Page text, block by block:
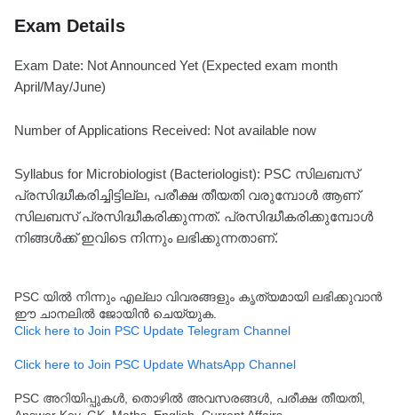
Exam Details
Exam Date: Not Announced Yet (Expected exam month
April/May/June)
Number of Applications Received: Not available now
Syllabus for Microbiologist (Bacteriologist): PSC സിലബസ്
പ്രസിദ്ധീകരിച്ചിട്ടില്ല, പരീക്ഷ തീയതി വരുമ്പോൾ ആണ്
സിലബസ് പ്രസിദ്ധീകരിക്കുന്നത്. പ്രസിദ്ധീകരിക്കുമ്പോൾ
നിങ്ങൾക്ക് ഇവിടെ നിന്നും ലഭിക്കുന്നതാണ്.
PSC യിൽ നിന്നും എല്ലാ വിവരങ്ങളും കൃത്യമായി ലഭിക്കുവാൻ
ഈ ചാനലിൽ ജോയിൻ ചെയ്യുക.
Click here to Join PSC Update Telegram Channel
Click here to Join PSC Update WhatsApp Channel
PSC അറിയിപ്പുകൾ, തൊഴിൽ അവസരങ്ങൾ, പരീക്ഷ തീയതി,